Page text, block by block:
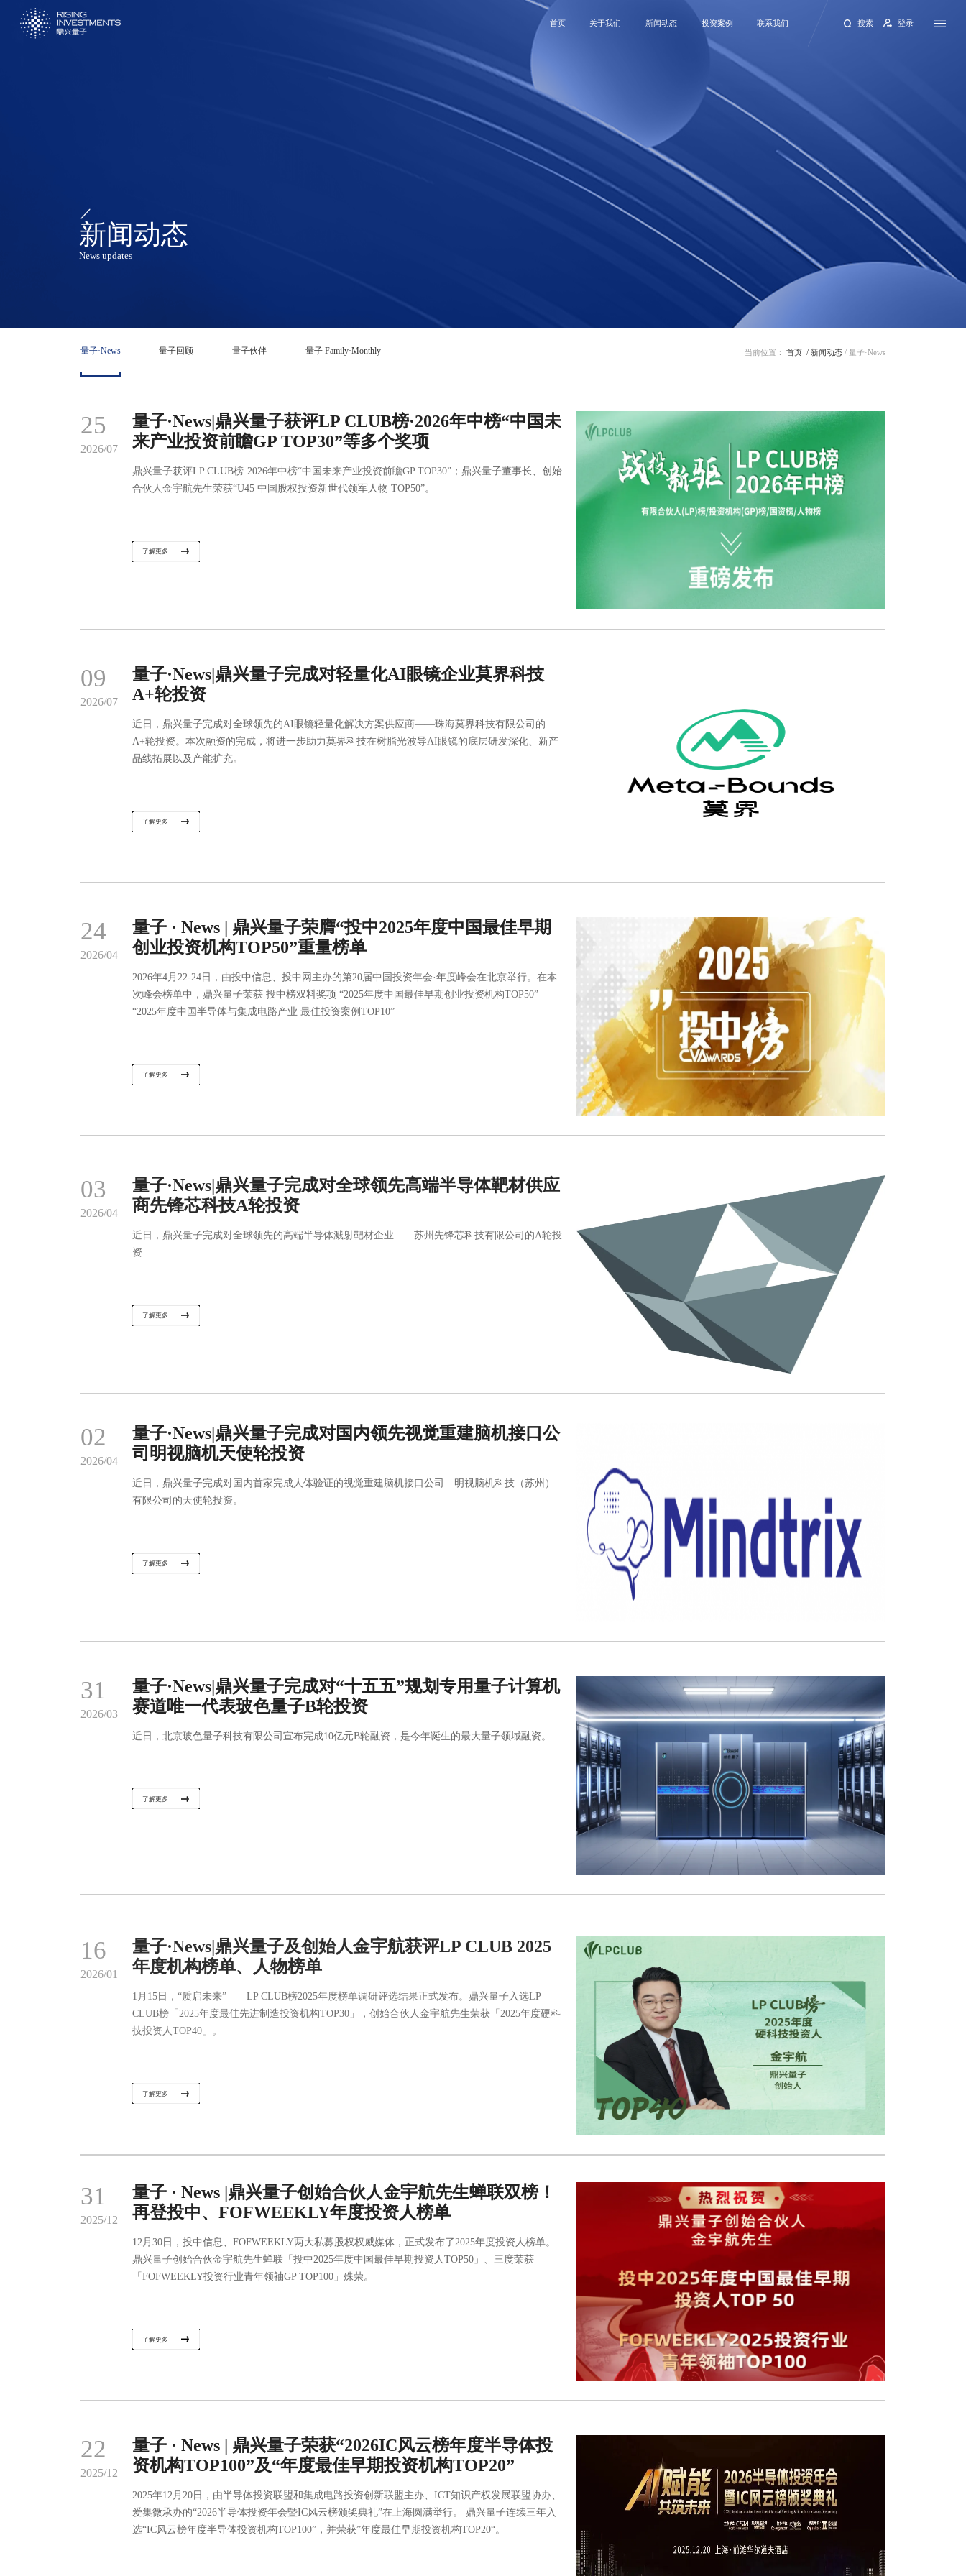
首页 关于我们
荣誉奖项
合作伙伴
新闻动态
量子 Family·Monthly
投资案例
终端产品
前沿材料
核心器部件
联系我们
商业计划书
招贤纳士
搜索 登录
新闻动态
News updates
量子·News 量子回顾 量子伙伴 量子 Family·Monthly 当前位置：首页 / 新闻动态/ 量子·News
25
2026/07
量子·News|鼎兴量子获评LP CLUB榜·2026年中榜“中国未
来产业投资前瞻GP TOP30”等多个奖项
鼎兴量子获评LP CLUB榜·2026年中榜“中国未来产业投资前瞻GP TOP30”；鼎兴量子董事长、创始
合伙人金宇航先生荣获“U45 中国股权投资新世代领军人物 TOP50”。
了解更多
09
2026/07
量子·News|鼎兴量子完成对轻量化AI眼镜企业莫界科技
A+轮投资
近日，鼎兴量子完成对全球领先的AI眼镜轻量化解决方案供应商——珠海莫界科技有限公司的
A+轮投资。本次融资的完成，将进一步助力莫界科技在树脂光波导AI眼镜的底层研发深化、新产
品线拓展以及产能扩充。
了解更多
24
2026/04
量子 · News | 鼎兴量子荣膺“投中2025年度中国最佳早期
创业投资机构TOP50”重量榜单
2026年4月22-24日，由投中信息、投中网主办的第20届中国投资年会·年度峰会在北京举行。在本
次峰会榜单中，鼎兴量子荣获 投中榜双料奖项 “2025年度中国最佳早期创业投资机构TOP50”
“2025年度中国半导体与集成电路产业 最佳投资案例TOP10”
了解更多
03
2026/04
量子·News|鼎兴量子完成对全球领先高端半导体靶材供应
商先锋芯科技A轮投资
近日，鼎兴量子完成对全球领先的高端半导体溅射靶材企业——苏州先锋芯科技有限公司的A轮投
资
了解更多
02
2026/04
量子·News|鼎兴量子完成对国内领先视觉重建脑机接口公
司明视脑机天使轮投资
近日，鼎兴量子完成对国内首家完成人体验证的视觉重建脑机接口公司—明视脑机科技（苏州）
有限公司的天使轮投资。
了解更多
31
2026/03
量子·News|鼎兴量子完成对“十五五”规划专用量子计算机
赛道唯一代表玻色量子B轮投资
近日，北京玻色量子科技有限公司宣布完成10亿元B轮融资，是今年诞生的最大量子领域融资。
了解更多
16
2026/01
量子·News|鼎兴量子及创始人金宇航获评LP CLUB 2025
年度机构榜单、人物榜单
1月15日，“质启未来”——LP CLUB榜2025年度榜单调研评选结果正式发布。鼎兴量子入选LP
CLUB榜「2025年度最佳先进制造投资机构TOP30」，创始合伙人金宇航先生荣获「2025年度硬科
技投资人TOP40」。
了解更多
31
2025/12
量子 · News |鼎兴量子创始合伙人金宇航先生蝉联双榜！
再登投中、FOFWEEKLY年度投资人榜单
12月30日，投中信息、FOFWEEKLY两大私募股权权威媒体，正式发布了2025年度投资人榜单。
鼎兴量子创始合伙金宇航先生蝉联「投中2025年度中国最佳早期投资人TOP50」、三度荣获
「FOFWEEKLY投资行业青年领袖GP TOP100」殊荣。
了解更多
22
2025/12
量子 · News | 鼎兴量子荣获“2026IC风云榜年度半导体投
资机构TOP100”及“年度最佳早期投资机构TOP20”
2025年12月20日，由半导体投资联盟和集成电路投资创新联盟主办、ICT知识产权发展联盟协办、
爱集微承办的“2026半导体投资年会暨IC风云榜颁奖典礼”在上海圆满举行。 鼎兴量子连续三年入
选“IC风云榜年度半导体投资机构TOP100”，并荣获”年度最佳早期投资机构TOP20“。